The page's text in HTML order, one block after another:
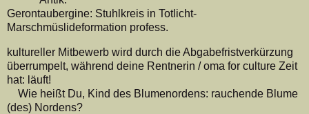
Gerontaubergine: Stuhlkreis in Totlicht-
Marschmüslideformation profess.
kultureller Mitbewerb wird durch die Abgabefristverkürzung
überrumpelt, während deine Rentnerin / oma for culture Zeit
hat: läuft!
Wie heißt Du, Kind des Blumenordens: rauchende Blume
(des) Nordens?